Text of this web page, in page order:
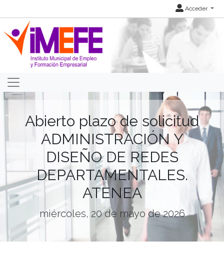
Acceder
Abierto plazo de solicitud
ADMINISTRACIÓN Y
DISEÑO DE REDES
DEPARTAMENTALES.
ATENEA
miércoles, 20 de mayo de 2026